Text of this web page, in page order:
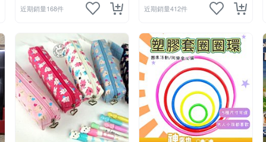
近期銷量168件 近期銷量412件